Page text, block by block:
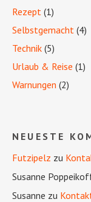
Rezept (1)
Selbstgemacht (4)
Technik (5)
Urlaub & Reise (1)
Warnungen (2)
NEUESTE
Futzipelz zu
Susanne
Susanne zu